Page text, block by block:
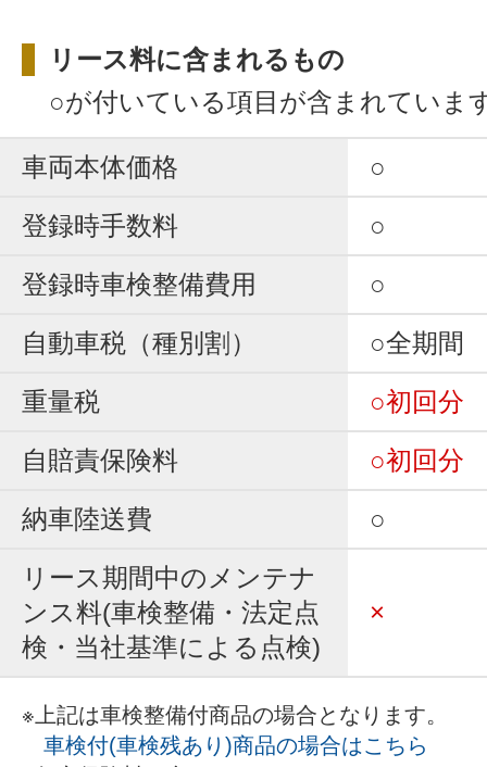
リース料に含まれるもの
○が付いている項目が含まれていま
車両本体価格
○
登録時手数料
○
登録時車検整備費用
○
自動車税（種別割）
○全期間
重量税
○初回分
自賠責保険料
○初回分
納車陸送費
○
リース期間中のメンテナ
ンス料(車検整備・法定点
検・当社基準による点検)
×
※上記は車検整備付商品の場合となります。
車検付(車検残あり)商品の場合はこちら